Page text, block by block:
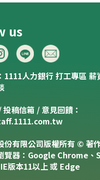
us
1111人力銀行打工專區 薪
稿信箱 / 意見回饋：
份有限公司版權所有 © 著
覽器：Google Chrome、
版本11以上 或 Edge